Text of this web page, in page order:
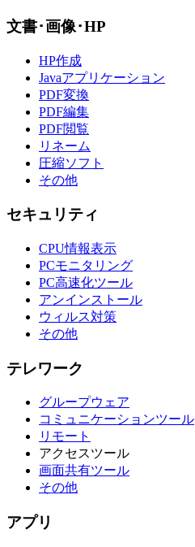
文書･画像･HP
HP作成
Javaアプリケーション
PDF変換
PDF編集
PDF閲覧
リネーム
圧縮ソフト
その他
セキュリティ
CPU情報表示
PCモニタリング
PC高速化ツール
アンインストール
ウィルス対策
その他
テレワーク
グループウェア
コミュニケーションツール
リモート
アクセスツール
画面共有ツール
その他
アプリ